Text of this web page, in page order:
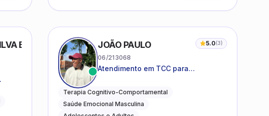
BIONDI JOÃO PAULO 5.0(3)
06/213068
Atendimento em TCC para
desenvolvimento de autonomia
emocional
Terapia Cognitivo-Comportamental
Saúde Emocional Masculina